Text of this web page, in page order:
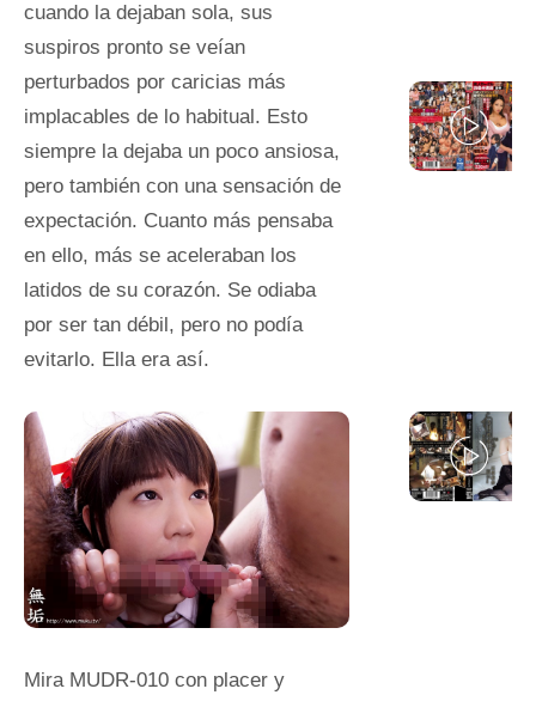
cuando la dejaban sola, sus
suspiros pronto se veían
perturbados por caricias más
implacables de lo habitual. Esto
siempre la dejaba un poco ansiosa,
pero también con una sensación de
expectación. Cuanto más pensaba
en ello, más se aceleraban los
latidos de su corazón. Se odiaba
por ser tan débil, pero no podía
evitarlo. Ella era así.
Mira MUDR-010 con placer y